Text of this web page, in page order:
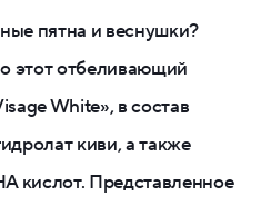
пятна и веснушки?
этот отбеливающий
White», в состав
киви, а также
кислот. Представленное